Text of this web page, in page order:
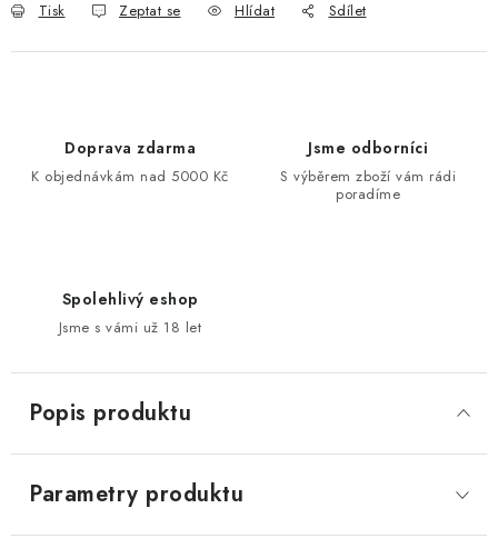
Tisk Zeptat se Hlídat Sdílet
Doprava zdarma
K objednávkám nad 5000 Kč
Jsme odborníci
S výběrem zboží vám rádi
poradíme
Spolehlivý eshop
Jsme s vámi už 18 let
Popis produktu
Parametry produktu